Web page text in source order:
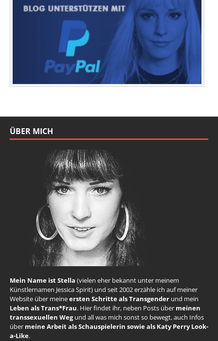
ÜBER MICH
Mein Name ist Stella (vielen eher bekannt unter meinem
Künstlernamen Jessica Spirit) und seit 2002 erzähle ich auf meiner
Website über meineersten Schritte als Transgender und mein
Leben als Trans*Frau. Hier findet ihr, neben Posts über meinen
transsexuellen Wegund all was mich sonst so bewegt, auch Infos
über meine Arbeit als Schauspielerin sowie als Katy Perry Look-
a-Like.